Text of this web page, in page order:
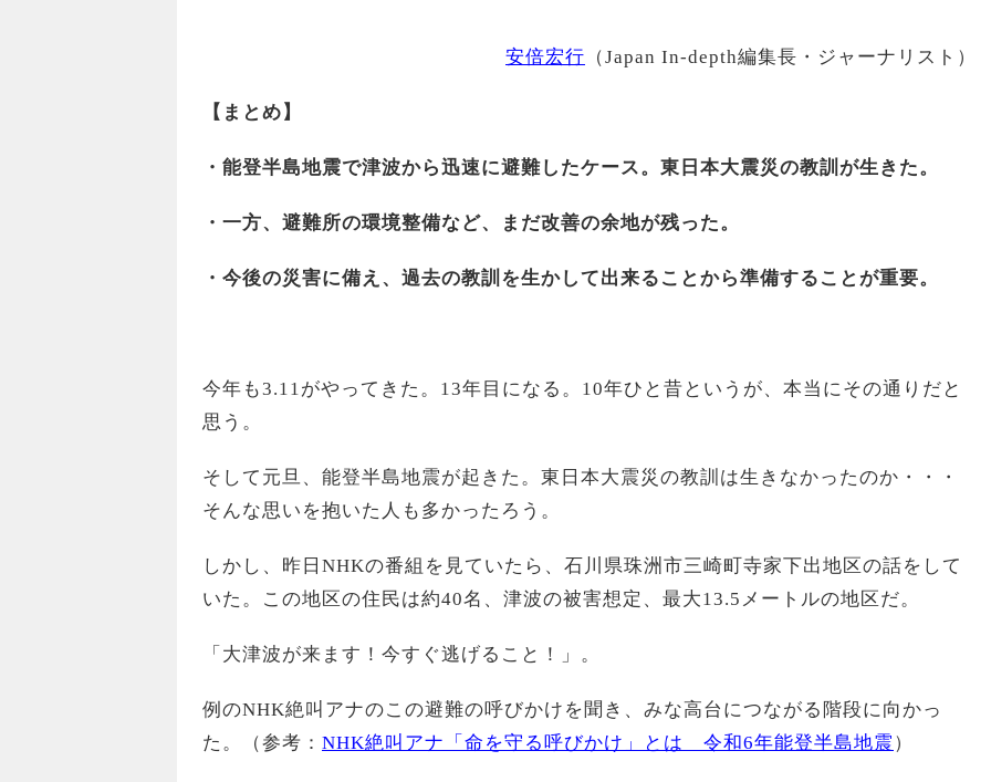
安倍宏行 （Japan In-depth編集長・ジャーナリスト）
【まとめ】
・能登半島地震で津波から迅速に避難したケース。東日本大震災の教訓が生きた。
・一方、避難所の環境整備など、まだ改善の余地が残った。
・今後の災害に備え、過去の教訓を生かして出来ることから準備することが重要。
今年も3.11がやってきた。13年目になる。10年ひと昔というが、本当にその通りだと
思う。
そして元旦、能登半島地震が起きた。東日本大震災の教訓は生きなかったのか・・・
そんな思いを抱いた人も多かったろう。
しかし、昨日NHKの番組を見ていたら、石川県珠洲市三崎町寺家下出地区の話をして
いた。この地区の住民は約40名、津波の被害想定、最大13.5メートルの地区だ。
「大津波が来ます！今すぐ逃げること！」。
例のNHK絶叫アナのこの避難の呼びかけを聞き、みな高台につながる階段に向かっ
た。（参考： NHK絶叫アナ「命を守る呼びかけ」とは 令和6年能登半島地震 ）